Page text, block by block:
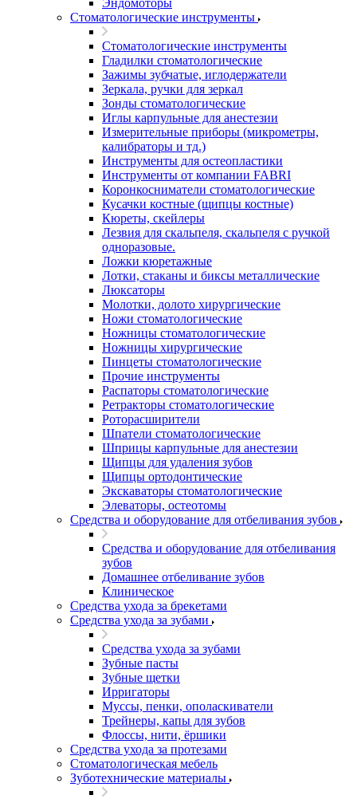
Эндомоторы
Стоматологические инструменты
Стоматологические инструменты
Гладилки стоматологические
Зажимы зубчатые, иглодержатели
Зеркала, ручки для зеркал
Зонды стоматологические
Иглы карпульные для анестезии
Измерительные приборы (микрометры,
калибраторы и тд.)
Инструменты для остеопластики
Инструменты от компании FABRI
Коронкосниматели стоматологические
Кусачки костные (щипцы костные)
Кюреты, скейлеры
Лезвия для скальпеля, скальпеля с ручкой
одноразовые.
Ложки кюретажные
Лотки, стаканы и биксы металлические
Люксаторы
Молотки, долото хирургические
Ножи стоматологические
Ножницы стоматологические
Ножницы хирургические
Пинцеты стоматологические
Прочие инструменты
Распаторы стоматологические
Ретракторы стоматологические
Роторасширители
Шпатели стоматологические
Шприцы карпульные для анестезии
Щипцы для удаления зубов
Щипцы ортодонтические
Экскаваторы стоматологические
Элеваторы, остеотомы
Средства и оборудование для отбеливания зубов
Средства и оборудование для отбеливания
зубов
Домашнее отбеливание зубов
Клиническое
Средства ухода за брекетами
Средства ухода за зубами
Средства ухода за зубами
Зубные пасты
Зубные щетки
Ирригаторы
Муссы, пенки, ополаскиватели
Трейнеры, капы для зубов
Флоссы, нити, ёршики
Средства ухода за протезами
Стоматологическая мебель
Зуботехнические материалы